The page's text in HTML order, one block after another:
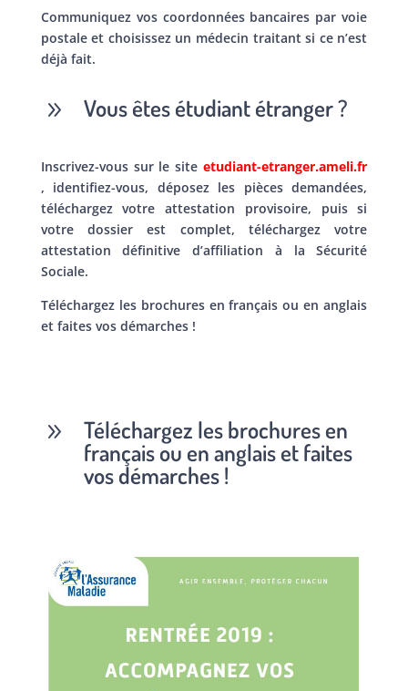
Communiquez vos coordonnées bancaires par voie
postale et choisissez un médecin traitant si ce n’est
déjà fait.
9 Vous êtes étudiant étranger ?
Inscrivez-vous sur le siteetudiant-etranger.ameli.fr
, identifiez-vous, déposez les pièces demandées,
téléchargez votre attestation provisoire, puis si
votre dossier est complet, téléchargez votre
attestation définitive d’affiliation à la Sécurité
Sociale.
Téléchargez les brochures en français ou en anglais
et faites vos démarches !
9 Téléchargez les brochures en
français ou en anglais et faites
vos démarches !